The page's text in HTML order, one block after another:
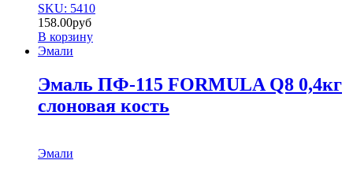
SKU: 5410
158.00руб
В корзину
Эмали
Эмаль ПФ-115 FORMULA Q8 0,4кг
слоновая кость
Эмали